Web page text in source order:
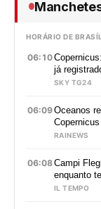
HORÁRIO DE
06:10
já
SKY TG24
06:09Oceanos
Copernicus
RAINEWS
06:08Campi
enquanto
IL TEMPO